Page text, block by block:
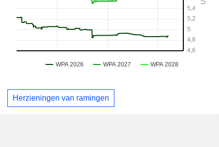
Herzieningen van ramingen